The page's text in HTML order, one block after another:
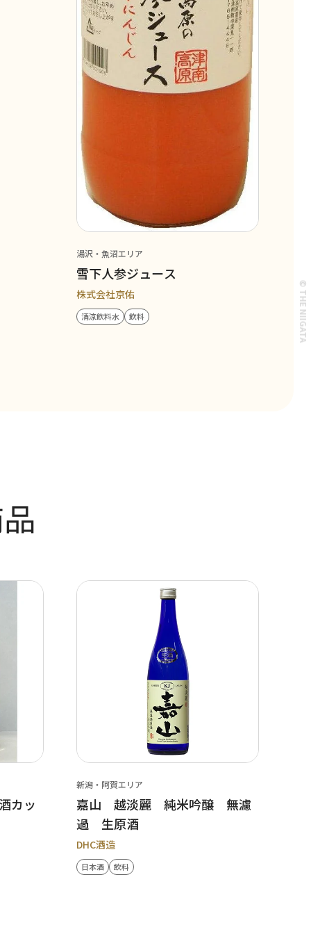
湯沢・魚沼エリア
雪下人参ジュース
株式会社京佑
清涼飲料水 飲料
カッ
新潟・阿賀エリア
嘉山 越淡麗 純米吟醸 無濾
過 生原酒
DHC酒造
日本酒 飲料
© THE NIIGATA